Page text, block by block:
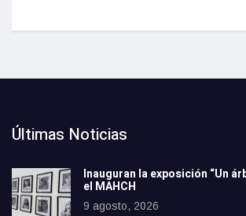
Últimas Noticias
Inauguran la exposición “Un
el MAHCH
9 agosto, 2026